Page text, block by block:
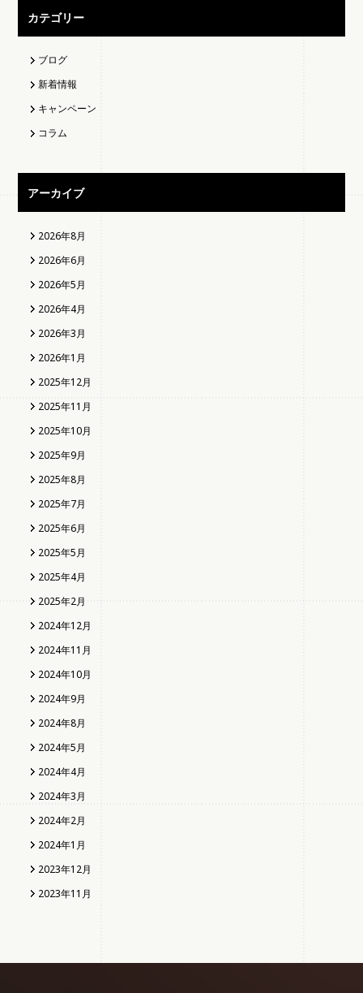
カテゴリー
ブログ
新着情報
キャンペーン
コラム
アーカイブ
2026年8月
2026年6月
2026年5月
2026年4月
2026年3月
2026年1月
2025年12月
2025年11月
2025年10月
2025年9月
2025年8月
2025年7月
2025年6月
2025年5月
2025年4月
2025年2月
2024年12月
2024年11月
2024年10月
2024年9月
2024年8月
2024年5月
2024年4月
2024年3月
2024年2月
2024年1月
2023年12月
2023年11月